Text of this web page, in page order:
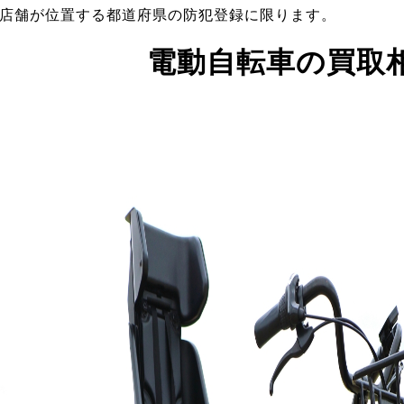
舗が位置する都道府県の防犯登録に限ります。
電動自転車の買取